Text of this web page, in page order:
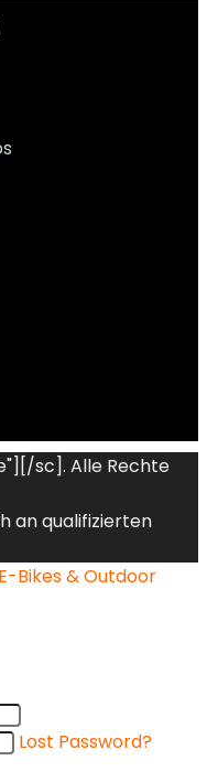
sc]. Alle Rechte
an qualifizierten
Lost Password?